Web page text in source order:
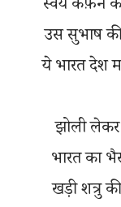
स्वयं कफ़न
उस सुभाष
ये भारत देश
झोली लेकर
भारत का
खड़ी शत्रु की